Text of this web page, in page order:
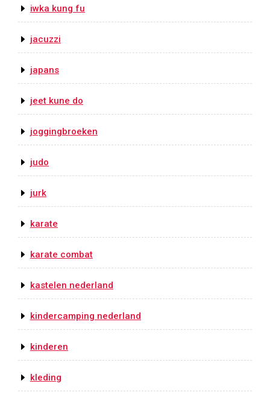
iwka kung fu
jacuzzi
japans
jeet kune do
joggingbroeken
judo
jurk
karate
karate combat
kastelen nederland
kindercamping nederland
kinderen
kleding